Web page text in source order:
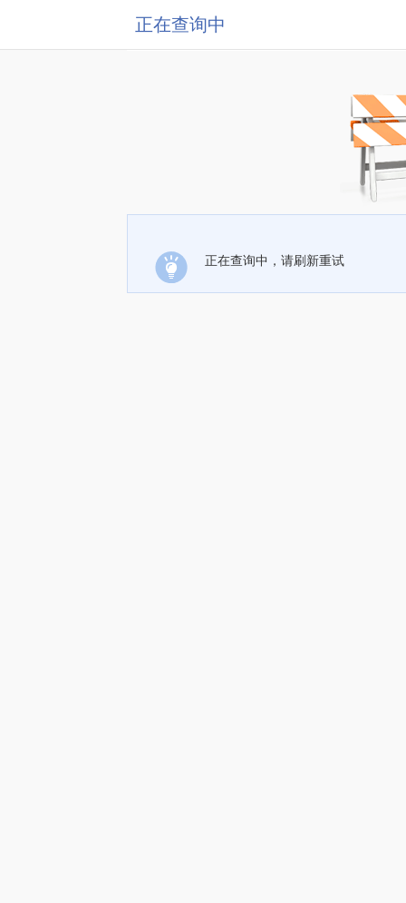
正在查询中
正在查询中，请刷新重试